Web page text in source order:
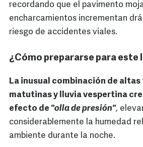
recordando que el pavimento
encharcamientos incrementan
riesgo de accidentes viales.
¿Cómo prepararse para este
La inusual combinación de
matutinas y lluvia vespertina
efecto de "olla de presión",
considerablemente la humedad
ambiente durante la noche.